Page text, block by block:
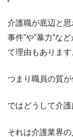
介護職が底辺と
事件”や”暴力”な
て理由もあります
つまり職員の質が
ではどうして介
それは介護業界